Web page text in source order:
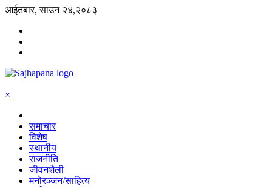
आईतबार, साउन २४,२०८३
×
समाचार
विशेष
स्थानीय
राजनीति
जीवनशैली
मनोरञ्जन/साहित्य